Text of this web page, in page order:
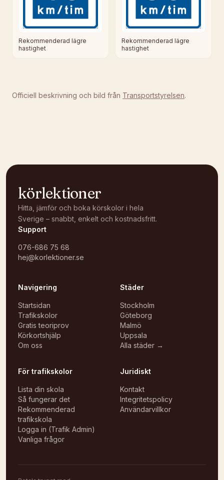
Rekommenderad lägre
hastighet
Rekommenderad lägre
hastighet
Officiell beskrivning och bild från Transportstyrelsen.
körlektioner
Hitta, jämför och boka körskolor i hela
Sverige – snabbt, enkelt och kostnadsfritt.
Support
076-686 75 68
hej@korlektioner.se
Navigering
Startsidan
Trafikskolor
Gratis teoriprov
Körkortshjälp
Om oss
Städer
Stockholm
Göteborg
Malmö
Uppsala
Alla städer →
För trafikskolor
Lista din skola
Så fungerar det
Rekommenderad
trafikskola
Logga in (Trafik Admin)
Vanliga frågor
Juridiskt
Kontakt
Integritetspolicy
Användarvillkor